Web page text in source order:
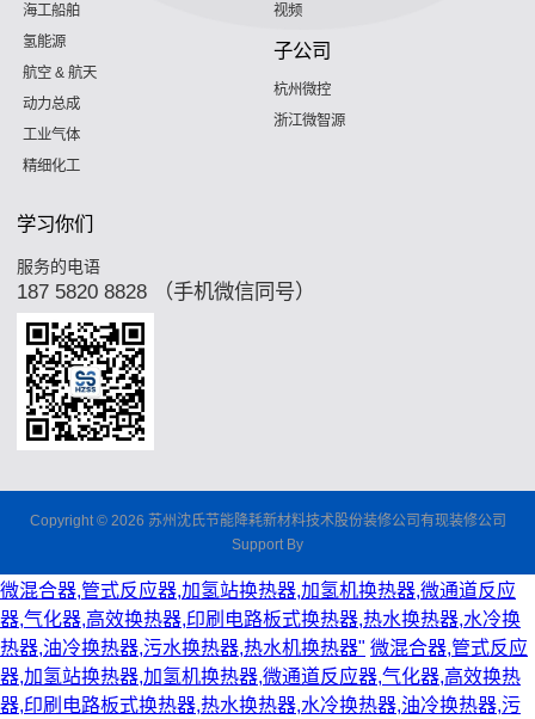
海工船舶
氢能源
航空 & 航天
动力总成
工业气体
精细化工
视频
子公司
杭州微控
浙江微智源
学习你们
服务的电语
187 5820 8828 （手机微信同号）
Copyright © 2026 苏州沈氏节能降耗新材料技术股份装修公司有现装修公司
Support By
微混合器,管式反应器,加氢站换热器,加氢机换热器,微通道反应
器,气化器,高效换热器,印刷电路板式换热器,热水换热器,水冷换
热器,油冷换热器,污水换热器,热水机换热器" 微混合器,管式反应
器,加氢站换热器,加氢机换热器,微通道反应器,气化器,高效换热
器,印刷电路板式换热器,热水换热器,水冷换热器,油冷换热器,污